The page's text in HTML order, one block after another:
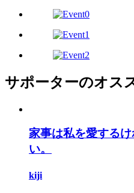
サポーターのオス
家事は私を愛する
い。
kiji